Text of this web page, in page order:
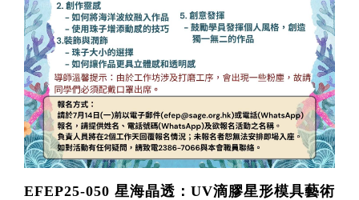
EFEP25-050 星海晶透：UV滴膠星形模具藝術